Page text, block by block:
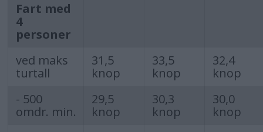
Fart med
4
personer
ved maks
turtall
31,5
knop
33,5
knop
32,4
knop
- 500
omdr. min.
29,5
knop
30,3
knop
30,0
knop